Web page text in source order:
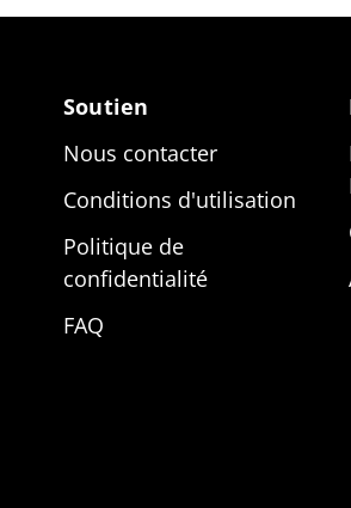
Soutien
Nous contacter
Conditions d'utilisation
Politique de
confidentialité
FAQ